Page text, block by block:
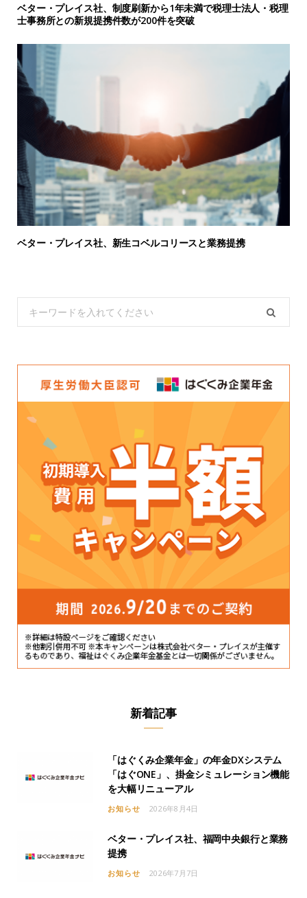
ベター・プレイス社、制度刷新から1年未満で税理士法人・税理
士事務所との新規提携件数が200件を突破
ベター・プレイス社、新生コベルコリースと業務提携
新着記事
「はぐくみ企業年金」の年金DXシステム
「はぐONE」、掛金シミュレーション機能
を大幅リニューアル
お知らせ 2026年8月4日
ベター・プレイス社、福岡中央銀行と業務
提携
お知らせ 2026年7月7日